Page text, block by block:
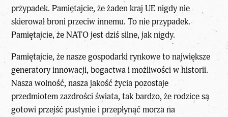
przypadek. Pamiętajcie, że żaden kraj UE nigdy nie
skierował broni przeciw innemu. To nie przypadek.
Pamiętajcie, że NATO jest dziś silne, jak nigdy.
Pamiętajcie, że nasze gospodarki rynkowe to największe
generatory innowacji, bogactwa i możliwości w historii.
Nasza wolność, nasza jakość życia pozostaje
przedmiotem zazdrości świata, tak bardzo, że rodzice są
gotowi przejść pustynie i przepłynąć morza na